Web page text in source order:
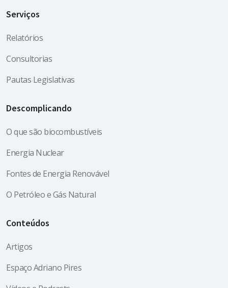
Serviços
Relatórios
Consultorias
Pautas Legislativas
Descomplicando
O que são biocombustíveis
Energia Nuclear
Fontes de Energia Renovável
O Petróleo e Gás Natural
Conteúdos
Artigos
Espaço Adriano Pires